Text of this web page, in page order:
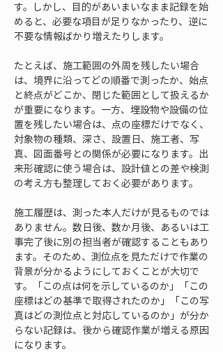
す。しかし、目的があいまいなまま記録を始
めると、必要な項目が足りなかったり、逆に
不要な情報ばかり増えたりします。
たとえば、施工範囲の外周を残したい場合
は、境界に沿ってどの順番で測ったか、始点
と終点がどこか、閉じた範囲として扱えるか
が重要になります。一方、埋設物や設備の位
置を残したい場合は、点の座標だけでなく、
対象物の種類、深さ、設置日、施工者、写
真、図面番号との関係が必要になります。出
来形確認に使う場合は、設計値との差や検測
の考え方も整理しておく必要があります。
施工履歴は、測った本人だけが見るものでは
ありません。数日後、数か月後、あるいは工
事完了後に別の担当者が確認することもあり
ます。そのため、測位点を見ただけで作業の
背景が分かるようにしておくことが大切で
す。「この点は何を示しているのか」「この
座標はどの基準で取得されたのか」「この写
真はどの測位点と対応しているのか」が分か
らない記録は、後から確認作業が増える原因
になります。